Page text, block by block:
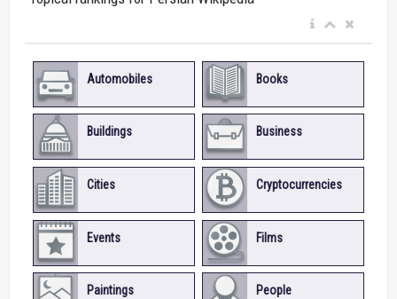
Automobiles Books
Buildings Business
Cities Cryptocurrencies
Events Films
Paintings People